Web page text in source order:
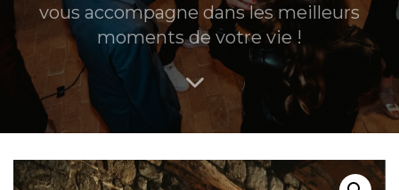
vous accompagne dans les meilleurs
moments de votre vie !